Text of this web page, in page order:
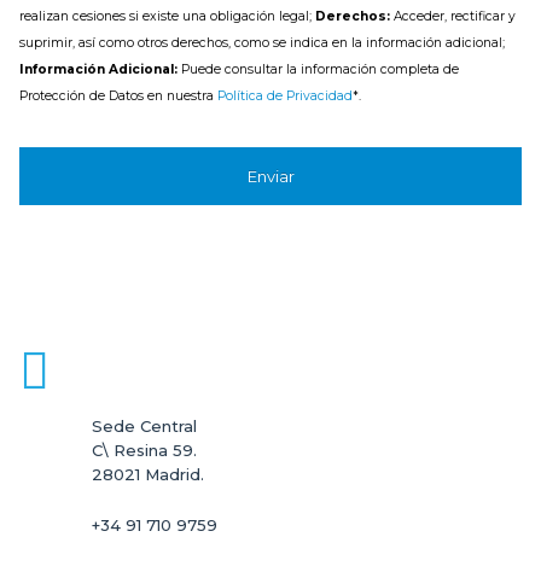
realizan cesiones si existe una obligación legal; Derechos: Acceder, rectificar y
suprimir, así como otros derechos, como se indica en la información adicional;
Información Adicional: Puede consultar la información completa de
Protección de Datos en nuestra Política de Privacidad*.
Sede Central
C\ Resina 59.
28021 Madrid.
+34 91 710 9759